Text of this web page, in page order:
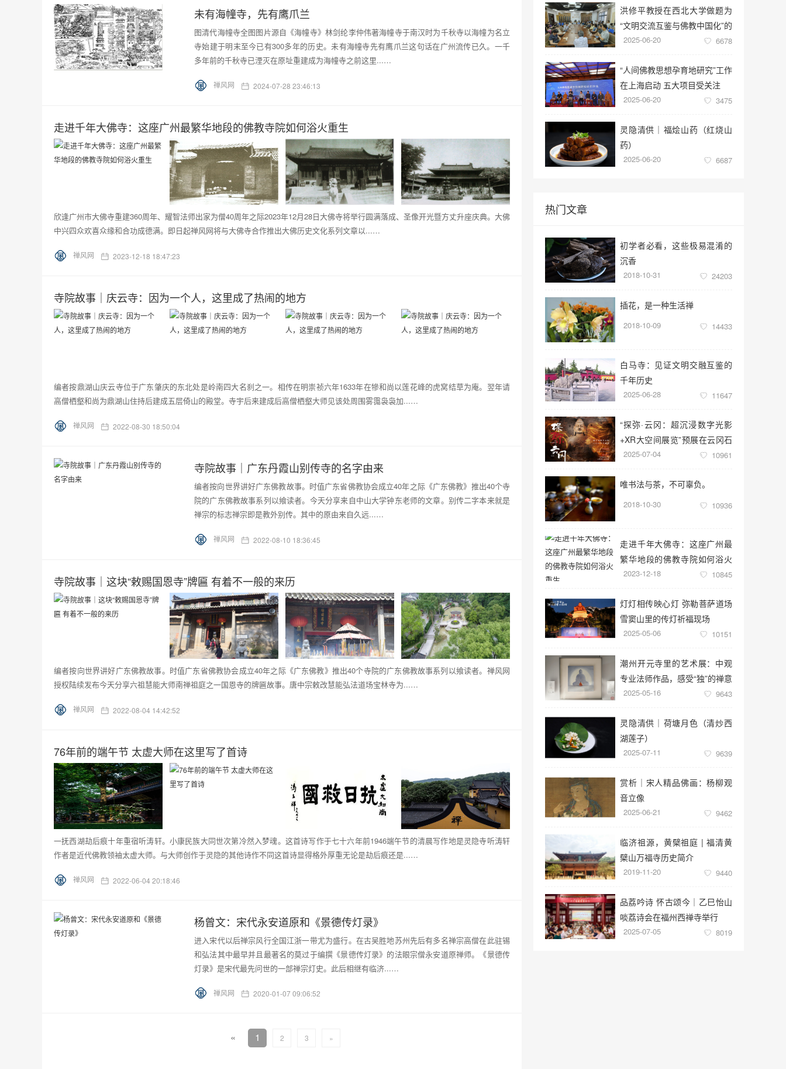
未有海幢寺，先有鹰爪兰
图清代海幢寺全图图片源自《海幢寺》林剑纶李仲伟著海幢寺于南汉时为千秋寺以海幢为名立
寺始建于明末至今已有300多年的历史。未有海幢寺先有鹰爪兰这句话在广州流传已久。一千
多年前的千秋寺已湮灭在原址重建成为海幢寺之前这里...…
禅风网 2024-07-28 23:46:13
走进千年大佛寺：这座广州最繁华地段的佛教寺院如何浴火重生
欣逢广州市大佛寺重建360周年、耀智法师出家为僧40周年之际2023年12月28日大佛寺将举行圆满落成、圣像开光暨方丈升座庆典。大佛
中兴四众欢喜众缘和合功成德满。即日起禅风网将与大佛寺合作推出大佛历史文化系列文章以...…
禅风网 2023-12-18 18:47:23
寺院故事｜庆云寺：因为一个人，这里成了热闹的地方
编者按鼎湖山庆云寺位于广东肇庆的东北处是岭南四大名刹之一。相传在明崇祯六年1633年在犙和尚以莲花峰的虎窝结草为庵。翌年请
高僧栖壑和尚为鼎湖山住持后建成五层倚山的殿堂。寺宇后来建成后高僧栖壑大师见该处周围雾霭袅袅加...…
禅风网 2022-08-30 18:50:04
寺院故事｜广东丹霞山别传寺的名字由来
编者按向世界讲好广东佛教故事。时值广东省佛教协会成立40年之际《广东佛教》推出40个寺
院的广东佛教故事系列以飨读者。今天分享来自中山大学钟东老师的文章。别传二字本来就是
禅宗的标志禅宗即是教外别传。其中的原由来自久远...…
禅风网 2022-08-10 18:36:45
寺院故事｜这块“敕赐国恩寺”牌匾 有着不一般的来历
编者按向世界讲好广东佛教故事。时值广东省佛教协会成立40年之际《广东佛教》推出40个寺院的广东佛教故事系列以飨读者。禅风网
授权陆续发布今天分享六祖慧能大师南禅祖庭之一国恩寺的牌匾故事。唐中宗敕改慧能弘法道场宝林寺为...…
禅风网 2022-08-04 14:42:52
76年前的端午节 太虚大师在这里写了首诗
一抚西湖劫后痕十年重宿听涛轩。小康民族大同世次第冷然入梦魂。这首诗写作于七十六年前1946端午节的清晨写作地是灵隐寺听涛轩
作者是近代佛教领袖太虚大师。与大师创作于灵隐的其他诗作不同这首诗显得格外厚重无论是劫后痕还是...…
禅风网 2022-06-04 20:18:46
杨曾文：宋代永安道原和《景德传灯录》
进入宋代以后禅宗风行全国江浙一带尤为盛行。在古吴胜地苏州先后有多名禅宗高僧在此驻锡
和弘法其中最早并且最著名的莫过于编撰《景德传灯录》的法眼宗僧永安道原禅师。《景德传
灯录》是宋代最先问世的一部禅宗灯史。此后相继有临济...…
禅风网 2020-01-07 09:06:52
« 1 2 3 »
洪修平教授在西北大学做题为
“文明交流互鉴与佛教中国化”的
学术讲座
2025-06-20 6678
“人间佛教思想孕育地研究”工作
在上海启动 五大项目受关注
2025-06-20 3475
灵隐清供｜​福烩山药（红烧山
药）
2025-06-20 6687
热门文章
初学者必看，这些极易混淆的
沉香
2018-10-31 24203
插花，是一种生活禅
2018-10-09 14433
白马寺：见证文明交融互鉴的
千年历史
2025-06-28 11647
“探弥·云冈：超沉浸数字光影
+XR大空间展览”预展在云冈石
窟云冈美术馆启幕
2025-07-04 10961
唯书法与茶，不可辜负。
2018-10-30 10936
走进千年大佛寺：这座广州最
繁华地段的佛教寺院如何浴火
重生
2023-12-18 10845
灯灯相传映心灯 弥勒菩萨道场
雪窦山里的传灯祈福现场
2025-05-06 10151
潮州开元寺里的艺术展：中观
专业法师作品，感受“独”的禅意
世界
2025-05-16 9643
灵隐清供｜​荷塘月色（清炒西
湖莲子）
2025-07-11 9639
赏析｜宋人精品佛画：杨柳观
音立像
2025-06-21 9462
临济祖源，黄檗祖庭 | 福清黄
檗山万福寺历史简介
2019-11-20 9440
品荔吟诗 怀古颂今｜乙巳怡山
啖荔诗会在福州西禅寺举行
2025-07-05 8019